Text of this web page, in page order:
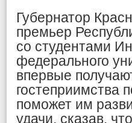
Губернатор
премьер
со студентами
федерального
впервые
гостеприимства
поможет им
удачи, сказав,